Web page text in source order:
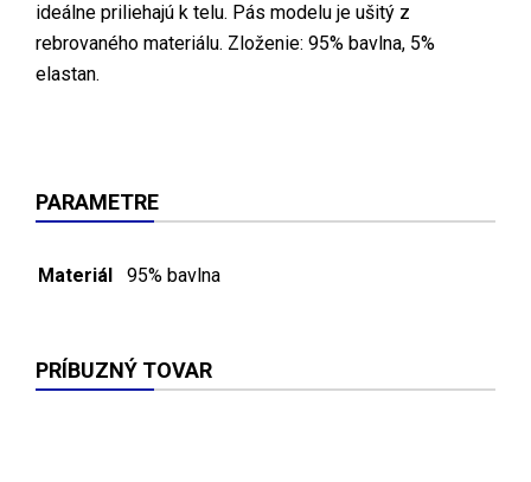
ideálne priliehajú k telu. Pás modelu je ušitý z
rebrovaného materiálu. Zloženie: 95% bavlna, 5%
elastan.
PARAMETRE
Materiál 95% bavlna
PRÍBUZNÝ TOVAR